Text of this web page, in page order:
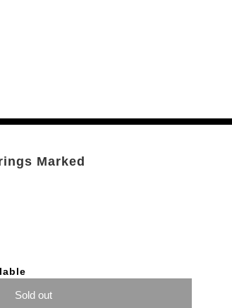
Marked
Sold out